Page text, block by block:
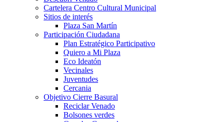
Cartelera Centro Cultural Municipal
Sitios de interés
Plaza San Martín
Participación Ciudadana
Plan Estratégico Participativo
Quiero a Mi Plaza
Eco Ideatón
Vecinales
Juventudes
Cercania
Objetivo Cierre Basural
Reciclar Venado
Bolsones verdes